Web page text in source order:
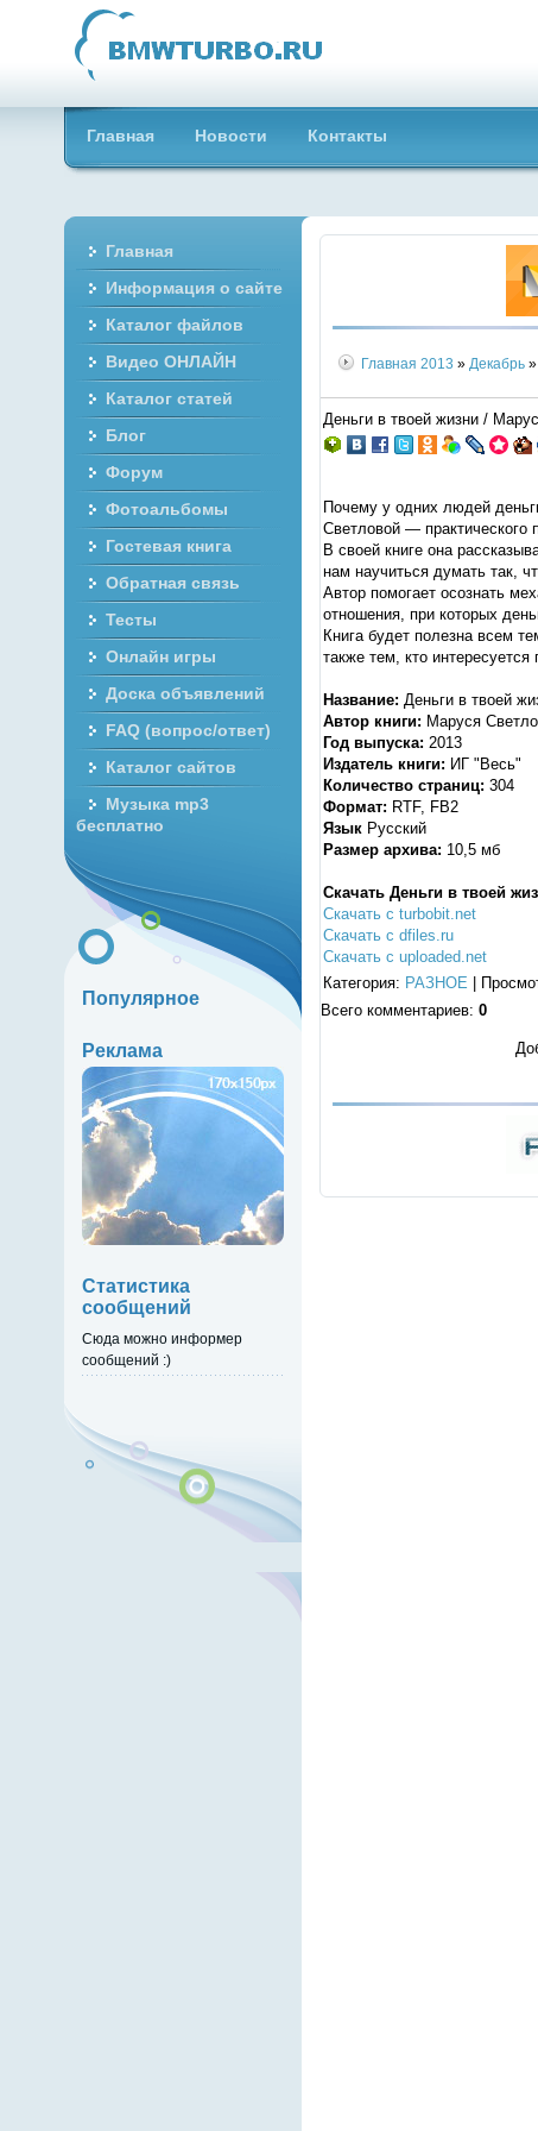
Главная Новости Контакты
Главная 2013 » Декабрь »
Деньги в твоей жизни /
Почему у одних людей
Светловой — практического
В своей книге она
нам научиться думать так,
Автор помогает осознать
отношения, при которых
Книга будет полезна всем
также тем, кто интересуется
Название: Деньги в твоей
Автор книги: Маруся
Год выпуска: 2013
Издатель книги: ИГ "Весь"
Количество страниц: 304
Формат: RTF, FB2
Язык Русский
Размер архива: 10,5 мб
Скачать Деньги в твоей
Скачать с turbobit.net
Скачать с dfiles.ru
Скачать с uploaded.net
Категория: РАЗНОЕ
Всего комментариев: 0
Главная
Информация о сайте
Каталог файлов
Видео ОНЛАЙН
Каталог статей
Блог
Форум
Фотоальбомы
Гостевая книга
Обратная связь
Тесты
Онлайн игры
Доска объявлений
FAQ (вопрос/ответ)
Каталог сайтов
Музыка mp3
бесплатно
Популярное
Реклама
Статистика
сообщений
Сюда можно информер
сообщений :)